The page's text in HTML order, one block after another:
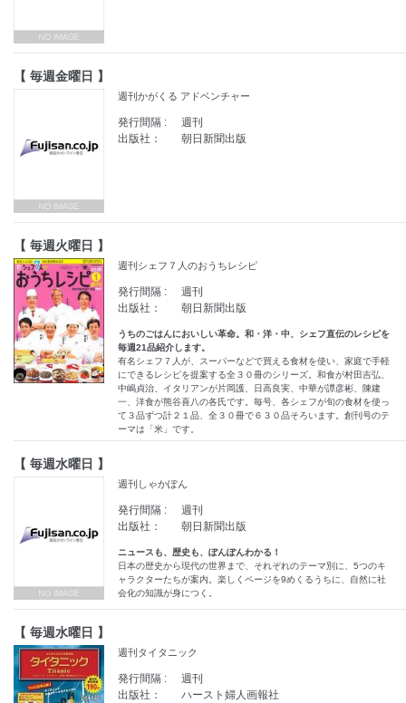
【 毎週金曜日 】
週刊かがくる アドベンチャー
発行間隔 :
週刊
出版社：
朝日新聞出版
【 毎週火曜日 】
週刊シェフ７人のおうちレシピ
発行間隔 :
週刊
出版社：
朝日新聞出版
うちのごはんにおいしい革命。和・洋・中、シェフ直伝のレシピを
毎週21品紹介します。
有名シェフ７人が、スーパーなどで買える食材を使い、家庭で手軽
にできるレシピを提案する全３０冊のシリーズ。和食が村田吉弘、
中嶋貞治、イタリアンが片岡護、日高良実、中華が譚彦彬、陳建
一、洋食が熊谷喜八の各氏です。毎号、各シェフが旬の食材を使っ
て３品ずつ計２１品、全３０冊で６３０品そろいます。創刊号のテ
ーマは「米」です。
【 毎週水曜日 】
週刊しゃかぽん
発行間隔 :
週刊
出版社：
朝日新聞出版
ニュースも、歴史も、ぽんぽんわかる！
日本の歴史から現代の世界まで、それぞれのテーマ別に、5つのキ
ャラクターたちが案内。楽しくページを9めくるうちに、自然に社
会化の知識が身につく。
【 毎週水曜日 】
週刊タイタニック
発行間隔 :
週刊
出版社：
ハースト婦人画報社